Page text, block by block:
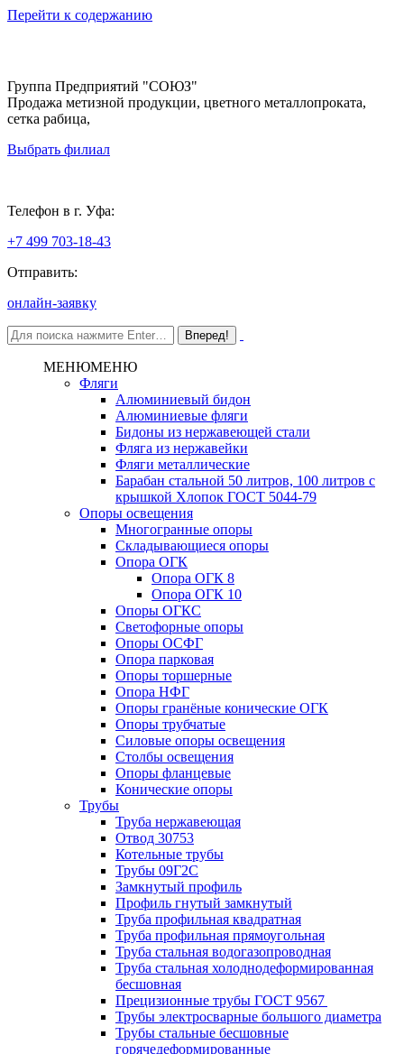
Перейти к содержанию
Группа Предприятий "СОЮЗ"
Продажа метизной продукции, цветного металлопроката,
сетка рабица,
Выбрать филиал
Телефон в г. Уфа:
+7 499 703-18-43
Отправить:
онлайн-заявку
МЕНЮМЕНЮ
Фляги
Алюминиевый бидон
Алюминиевые фляги
Бидоны из нержавеющей стали
Фляга из нержавейки
Фляги металлические
Барабан стальной 50 литров, 100 литров с
крышкой Хлопок ГОСТ 5044-79
Опоры освещения
Многогранные опоры
Складывающиеся опоры
Опора ОГК
Опора ОГК 8
Опора ОГК 10
Опоры ОГКС
Светофорные опоры
Опоры ОСФГ
Опора парковая
Опоры торшерные
Опора НФГ
Опоры гранёные конические ОГК
Опоры трубчатые
Силовые опоры освещения
Столбы освещения
Опоры фланцевые
Конические опоры
Трубы
Труба нержавеющая
Отвод 30753
Котельные трубы
Трубы 09Г2С
Замкнутый профиль
Профиль гнутый замкнутый
Труба профильная квадратная
Труба профильная прямоугольная
Труба стальная водогазопроводная
Труба стальная холоднодеформированная
бесшовная
Прецизионные трубы ГОСТ 9567
Трубы электросварные большого диаметра
Трубы стальные бесшовные
горячедеформированные